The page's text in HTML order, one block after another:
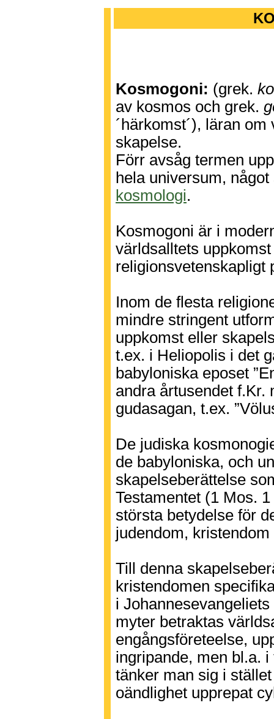
Kosmogoni: (grek.
av kosmos och grek.
´härkomst´), läran
skapelse.
Förr avsåg termen
hela universum,
kosmologi.
Kosmogoni är i
världsalltets
religionsvetenskapligt
Inom de flesta
mindre stringent
uppkomst eller
t.ex. i Heliopolis i det
babyloniska eposet
andra årtusendet f.Kr.
gudasagan, t.ex.
De judiska
de babyloniska, och
skapelseberättelse
Testamentet (1 Mos.
största betydelse för
judendom,
Till denna
kristendomen
i
myter betraktas
engångsföreteelse,
ingripande, men bl.a.
tänker man sig i
oändlighet upprepat